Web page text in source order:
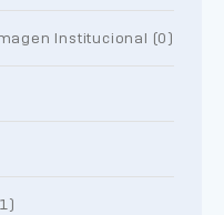
Institucional (0)